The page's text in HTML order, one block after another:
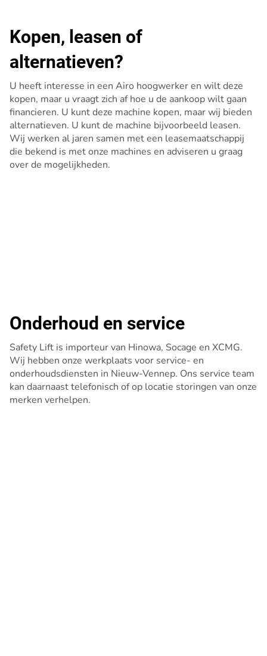
Onderhoud en service
Safety Lift is importeur van Hinowa, Socage en XCMG.
Wij hebben onze werkplaats voor service- en
onderhoudsdiensten in Nieuw-Vennep. Ons service team
kan daarnaast telefonisch of op locatie storingen van onze
merken verhelpen.
Kopen, leasen of
alternatieven?
U heeft interesse in een Airo hoogwerker en wilt deze
kopen, maar u vraagt zich af hoe u de aankoop wilt gaan
financieren. U kunt deze machine kopen, maar wij bieden
alternatieven. U kunt de machine bijvoorbeeld leasen.
Wij werken al jaren samen met een leasemaatschappij
die bekend is met onze machines en adviseren u graag
over de mogelijkheden.